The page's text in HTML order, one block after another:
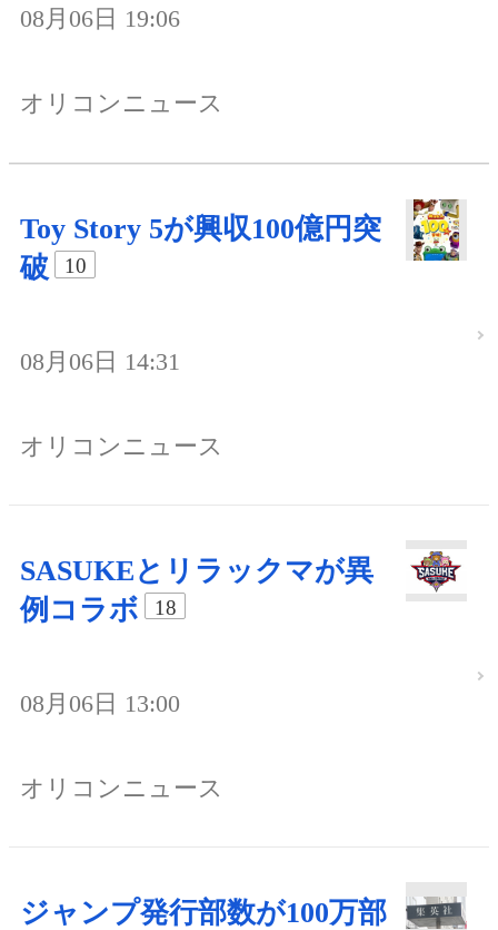
08月06日 19:06
オリコンニュース
Toy Story 5が興収100億円突
破
10
08月06日 14:31
オリコンニュース
SASUKEとリラックマが異
例コラボ
18
08月06日 13:00
オリコンニュース
ジャンプ発行部数が100万部